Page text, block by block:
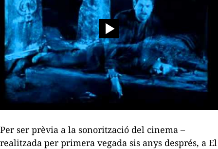
Per ser prèvia a la sonorització del cinema –
realitzada per primera vegada sis anys després, a El